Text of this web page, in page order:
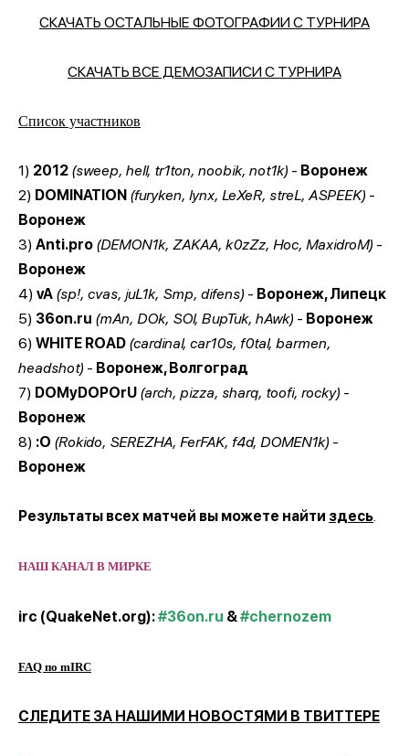
СКАЧАТЬ ОСТАЛЬНЫЕ ФОТОГРАФИИ С ТУРНИРА
СКАЧАТЬ ВСЕ ДЕМОЗАПИСИ С ТУРНИРА
Список участников
1) 2012 (sweep, hell, tr1ton, noobik, not1k) - Воронеж
2) DOMINATION (furyken, lynx, LeXeR, streL, ASPEEK) -
Воронеж
3) Anti.pro (DEMON1k, ZAKAA, k0zZz, Hoc, MaxidroM) -
Воронеж
4) vA (sp!, cvas, juL1k, Smp, difens) - Воронеж, Липецк
5) 36on.ru (mAn, DOk, SOl, BupTuk, hAwk) - Воронеж
6) WHITE ROAD (cardinal, car10s, f0tal, barmen,
headshot) - Воронеж, Волгоград
7) DOMyDOPOrU (arch, pizza, sharq, toofi, rocky) -
Воронеж
8) :O (Rokido, SEREZHA, FerFAK, f4d, DOMEN1k) -
Воронеж
Результаты всех матчей вы можете найти здесь
НАШ КАНАЛ В МИРКЕ
irc (QuakeNet.org):#36on.ru & #chernozem
FAQ по mIRC
СЛЕДИТЕ ЗА НАШИМИ НОВОСТЯМИ В ТВИТТЕРЕ